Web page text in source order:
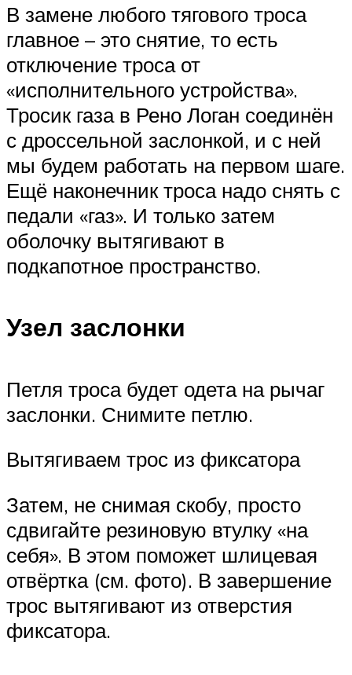
В замене любого тягового троса
главное – это снятие, то есть
отключение троса от
«исполнительного устройства».
Тросик газа в Рено Логан соединён
с дроссельной заслонкой, и с ней
мы будем работать на первом шаге.
Ещё наконечник троса надо снять с
педали «газ». И только затем
оболочку вытягивают в
подкапотное пространство.
Узел заслонки
Петля троса будет одета на рычаг
заслонки. Снимите петлю.
Вытягиваем трос из фиксатора
Затем, не снимая скобу, просто
сдвигайте резиновую втулку «на
себя». В этом поможет шлицевая
отвёртка (см. фото). В завершение
трос вытягивают из отверстия
фиксатора.